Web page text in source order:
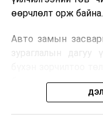
боловсруулах
Ийнхүү лаг
улсад өргөн
өөрчлөлт орж байна.
Авто замын
зураглалын дагуу
бодлогын газраас